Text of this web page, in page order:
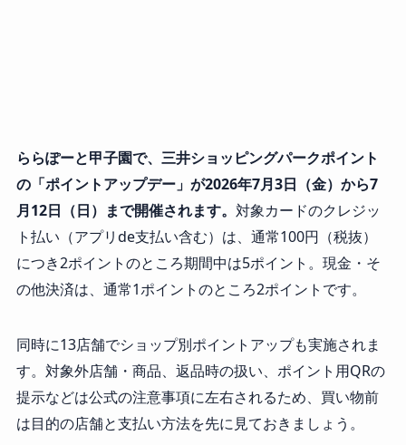
ららぽーと甲子園で、三井ショッピングパークポイント
の「ポイントアップデー」が2026年7月3日（金）から7
月12日（日）まで開催されます。 対象カードのクレジッ
ト払い（アプリde支払い含む）は、通常100円（税抜）
につき2ポイントのところ期間中は5ポイント。現金・そ
の他決済は、通常1ポイントのところ2ポイントです。
同時に13店舗でショップ別ポイントアップも実施されま
す。対象外店舗・商品、返品時の扱い、ポイント用QRの
提示などは公式の注意事項に左右されるため、買い物前
は目的の店舗と支払い方法を先に見ておきましょう。